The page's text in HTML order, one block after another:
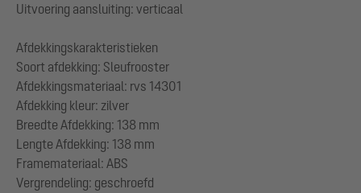
Uitvoering aansluiting: verticaal
Afdekkingskarakteristieken
Soort afdekking: Sleufrooster
Afdekkingsmateriaal: rvs 14301
Afdekking kleur: zilver
Breedte Afdekking: 138 mm
Lengte Afdekking: 138 mm
Framemateriaal: ABS
Vergrendeling: geschroefd